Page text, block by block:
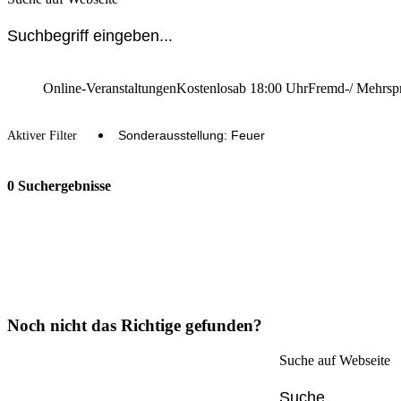
Online-VeranstaltungenKostenlosab 18:00 UhrFremd-/
Aktiver Filter Sonderausstellung: Feuer
0 Suchergebnisse
Noch nicht das Richtige gefunden?
Suche auf Webseite